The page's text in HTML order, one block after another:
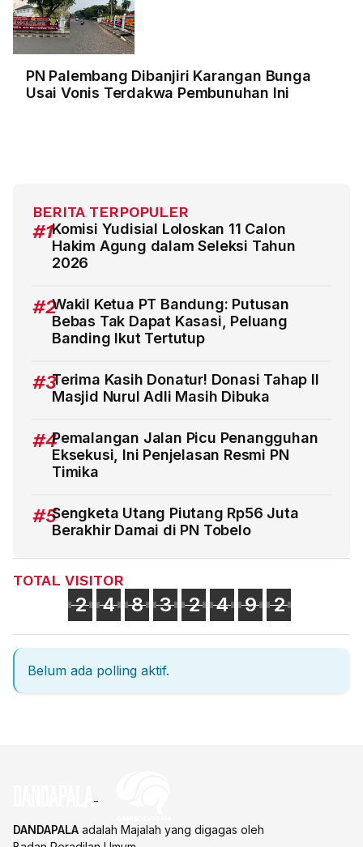
PN Palembang Dibanjiri Karangan Bunga
Usai Vonis Terdakwa Pembunuhan Ini
BERITA TERPOPULER
#1Komisi Yudisial Loloskan 11 Calon
Hakim Agung dalam Seleksi Tahun
2026
#2Wakil Ketua PT Bandung: Putusan
Bebas Tak Dapat Kasasi, Peluang
Banding Ikut Tertutup
#3Terima Kasih Donatur! Donasi Tahap II
Masjid Nurul Adli Masih Dibuka
#4Pemalangan Jalan Picu Penangguhan
Eksekusi, Ini Penjelasan Resmi PN
Timika
#5Sengketa Utang Piutang Rp56 Juta
Berakhir Damai di PN Tobelo
TOTAL VISITOR
2 4 8 3 2 4 9 2
Belum ada polling aktif.
DANDAPALA adalah Majalah yang digagas oleh